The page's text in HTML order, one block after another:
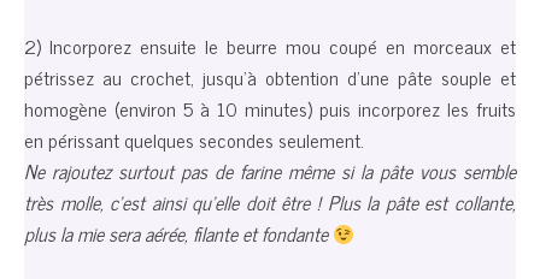
2) Incorporez ensuite le beurre mou coupé en morceaux et
pétrissez au crochet, jusqu’à obtention d’une pâte souple et
homogène (environ 5 à 10 minutes) puis incorporez les fruits
en périssant quelques secondes seulement.
Ne rajoutez surtout pas de farine même si la pâte vous semble
très molle, c’est ainsi qu’elle doit être ! Plus la pâte est collante,
plus la mie sera aérée, filante et fondante